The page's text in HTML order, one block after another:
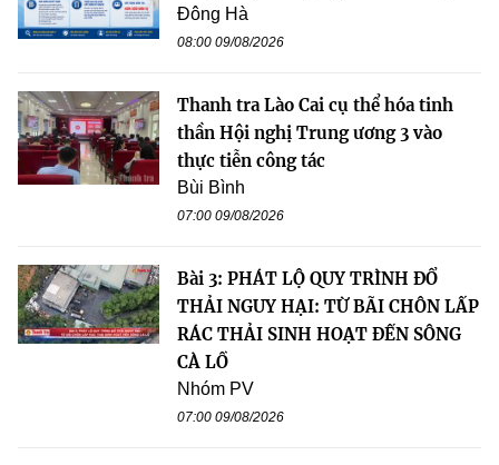
Đông Hà
08:00 09/08/2026
Thanh tra Lào Cai cụ thể hóa tinh
thần Hội nghị Trung ương 3 vào
thực tiễn công tác
Bùi Bình
07:00 09/08/2026
Bài 3: PHÁT LỘ QUY TRÌNH ĐỔ
THẢI NGUY HẠI: TỪ BÃI CHÔN LẤP
RÁC THẢI SINH HOẠT ĐẾN SÔNG
CÀ LỒ
Nhóm PV
07:00 09/08/2026